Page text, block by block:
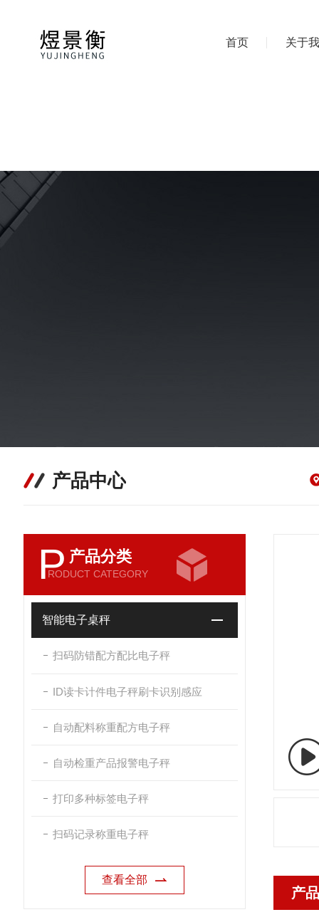
首页 关于
产品中心
P 产品分类
RODUCT CATEGORY
智能电子桌秤
扫码防错配方配比电子秤
ID读卡计件电子秤刷卡识别感应
自动配料称重配方电子秤
自动检重产品报警电子秤
打印多种标签电子秤
扫码记录称重电子秤
查看全部
产